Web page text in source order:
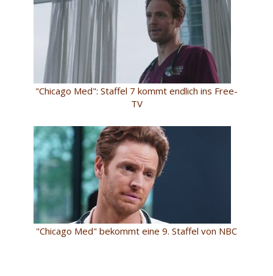
"Chicago Med": Staffel 7 kommt endlich ins Free-
TV
"Chicago Med" bekommt eine 9. Staffel von NBC